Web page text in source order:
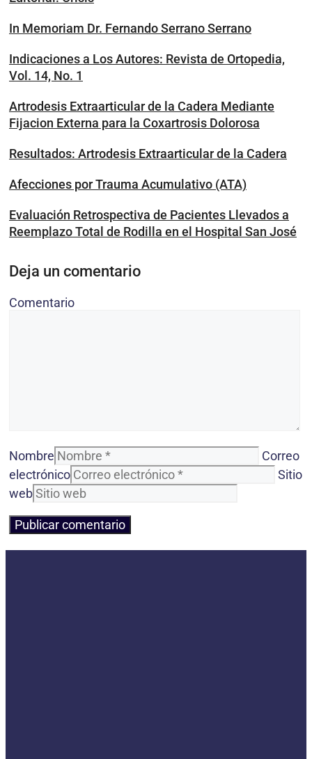
In Memoriam Dr. Fernando Serrano Serrano
Indicaciones a Los Autores: Revista de Ortopedia,
Vol. 14, No. 1
Artrodesis Extraarticular de la Cadera Mediante
Fijacion Externa para la Coxartrosis Dolorosa
Resultados: Artrodesis Extraarticular de la Cadera
Afecciones por Trauma Acumulativo (ATA)
Evaluación Retrospectiva de Pacientes Llevados a
Reemplazo Total de Rodilla en el Hospital San José
Deja un comentario
Comentario
Nombre
Correo
electrónico
Sitio
web